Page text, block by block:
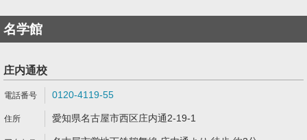
名学館
庄内通校
0120-4119-55
愛知県名古屋市西区庄内通2-19-1